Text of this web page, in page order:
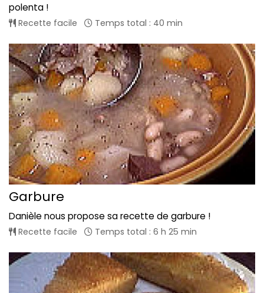
polenta !
Recette facile Temps total : 40 min
Garbure
Danièle nous propose sa recette de garbure !
Recette facile Temps total : 6 h 25 min